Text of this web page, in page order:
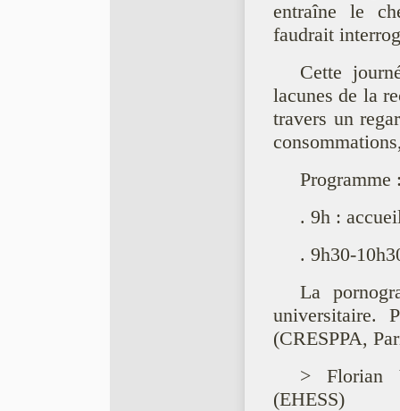
entraîne le
faudrait
Cette
lacunes de la
travers un
Programme
. 9h :
. 9h30-
La
universitaire.
(CRESPPA,
> Florian
(EHESS)